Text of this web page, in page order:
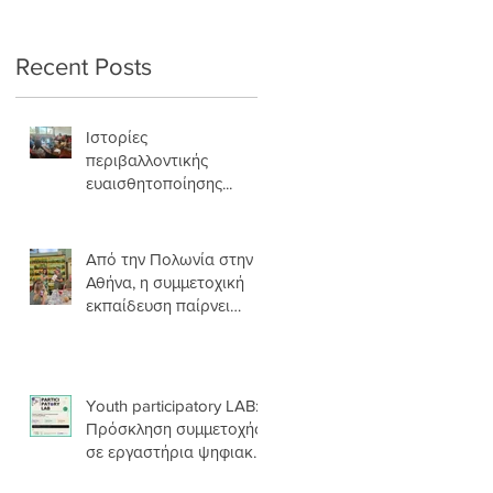
Recent Posts
Ιστορίες
περιβαλλοντικής
ευαισθητοποίησης...
Από την Πολωνία στην
Αθήνα, η συμμετοχική
εκπαίδευση παίρνει
Youth participatory LAB:
Πρόσκληση συμμετοχής
σε εργαστήρια ψηφιακής